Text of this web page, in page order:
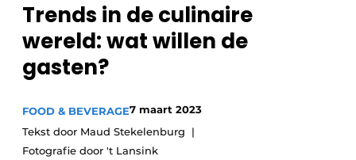
Personeel & Opleiding
Wellness & Comfort
Trends in de culinaire
wereld: wat willen de
gasten?
FOOD & BEVERAGE7 maart 2023
Tekst door Maud Stekelenburg
Fotografie door 't Lansink